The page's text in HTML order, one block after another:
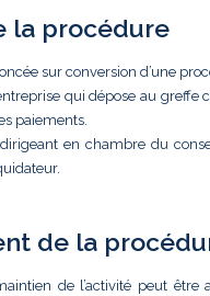
la procédure
sur conversion d’une
qui dépose au
paiements.
en chambre du
de la
de l’activité peut